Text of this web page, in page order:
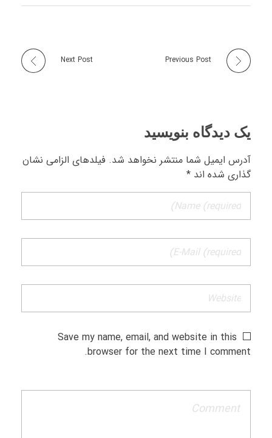
Previous Post
Next Post
یک دیدگاه بنویسید
آدرس ایمیل شما منتشر نخواهد شد. فیلدهای الزامی نشان
گذاری شده اند *
Save my name, email, and website in this
browser for the next time I comment.